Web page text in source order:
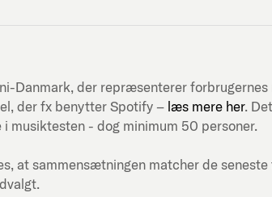
Danmark, der repræsenterer
der fx benytter Spotify – læs mere her.
musiktesten - dog minimum 50 personer.
at sammensætningen matcher de